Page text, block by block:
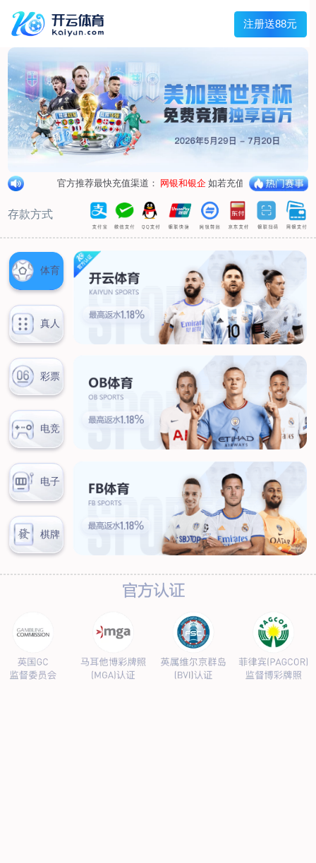
Menu
网站首页
关于我们
产品中心
荣誉资质
厂区设备
人才招聘
新闻中心
销售网点